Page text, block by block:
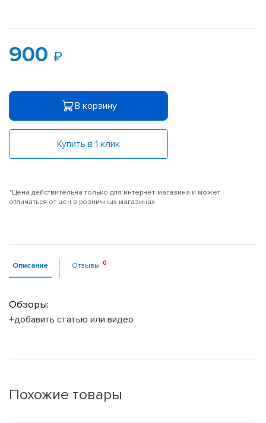
900
В корзину
Купить в 1 клик
*Цена действительна только для интернет-магазина и может
отличаться от цен в розничных магазинах
Описание Отзывы
Обзоры:
+добавить статью или видео
Похожие товары